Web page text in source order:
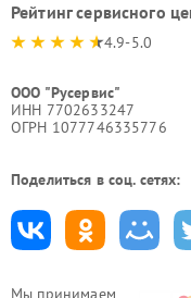
Мы принимаем
Рейтинг сервисного
4.9-5.0
ООО "Русервис"
ИНН 7702633247
ОГРН 1077746335776
Поделиться в соц. сетях: